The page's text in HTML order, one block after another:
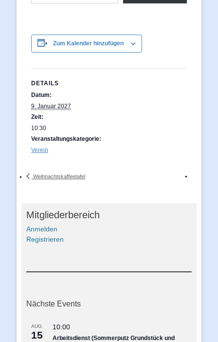
Zum Kalender hinzufügen
DETAILS
Datum:
9. Januar 2027
Zeit:
10:30
Veranstaltungskategorie:
Verein
Weihnachtskaffeetafel
Mitgliederbereich
Anmelden
Registrieren
Nächste Events
AUG.
15
10:00
Arbeitsdienst (Sommerputz Grundstück und